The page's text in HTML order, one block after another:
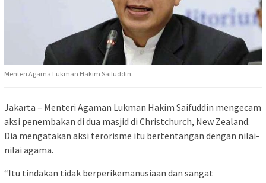
Menteri Agama Lukman Hakim Saifuddin.
Jakarta – Menteri Agaman Lukman Hakim Saifuddin mengecam
aksi penembakan di dua masjid di Christchurch, New Zealand.
Dia mengatakan aksi terorisme itu bertentangan dengan nilai-
nilai agama.
“Itu tindakan tidak berperikemanusiaan dan sangat